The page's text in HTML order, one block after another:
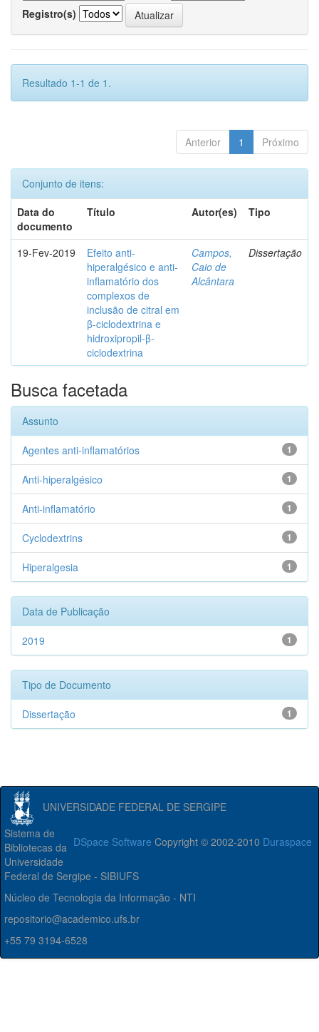
Registro(s)
Resultado 1-1 de 1.
Anterior 1 Próximo
Conjunto de itens:
Data do
documento
Título Autor(es) Tipo
19-Fev-2019
Efeito anti-
hiperalgésico e anti-
inflamatório dos
complexos de
inclusão de citral em
β-ciclodextrina e
hidroxipropil-β-
ciclodextrina
Campos,
Caio de
Alcântara
Dissertação
Busca facetada
Assunto
1
Agentes anti-inflamatórios
1
Anti-hiperalgésico
1
Anti-inflamatório
1
Cyclodextrins
1
Hiperalgesia
Data de Publicação
1
2019
Tipo de Documento
1
Dissertação
UNIVERSIDADE FEDERAL DE SERGIPE
DSpace Software Copyright © 2002-2010 Duraspace
Sistema de
Bibliotecas da
Universidade
Federal de Sergipe - SIBIUFS
Núcleo de Tecnologia da Informação - NTI
repositorio@academico.ufs.br
+55 79 3194-6528